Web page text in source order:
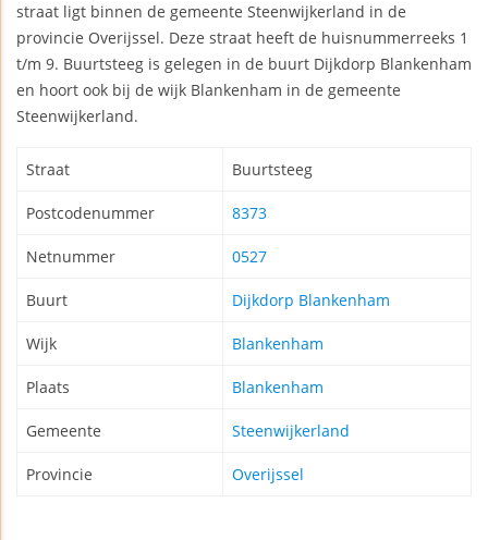
straat ligt binnen de gemeente Steenwijkerland in de
provincie Overijssel. Deze straat heeft de huisnummerreeks 1
t/m 9. Buurtsteeg is gelegen in de buurt Dijkdorp Blankenham
en hoort ook bij de wijk Blankenham in de gemeente
Steenwijkerland.
Straat Buurtsteeg
Postcodenummer 8373
Netnummer 0527
Buurt Dijkdorp Blankenham
Wijk Blankenham
Plaats Blankenham
Gemeente Steenwijkerland
Provincie Overijssel